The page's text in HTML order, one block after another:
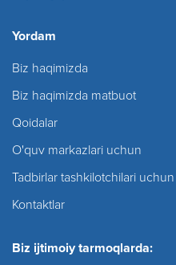
Yordam
Biz haqimizda
Biz haqimizda matbuot
Qoidalar
O'quv markazlari uchun
Tadbirlar tashkilotchilari uchun
Kontaktlar
Biz ijtimoiy tarmoqlarda: